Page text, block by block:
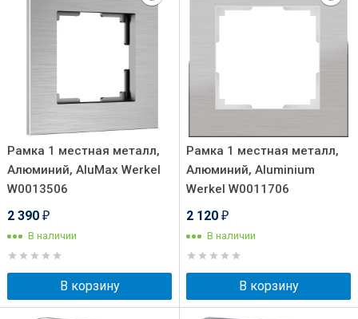
Рамка 1 местная металл,
Алюминий, AluMax Werkel
W0013506
2 390 ₽
В наличии
В корзину
Рамка 1 местная металл,
Алюминий, Aluminium
Werkel W0011706
2 120 ₽
В наличии
В корзину